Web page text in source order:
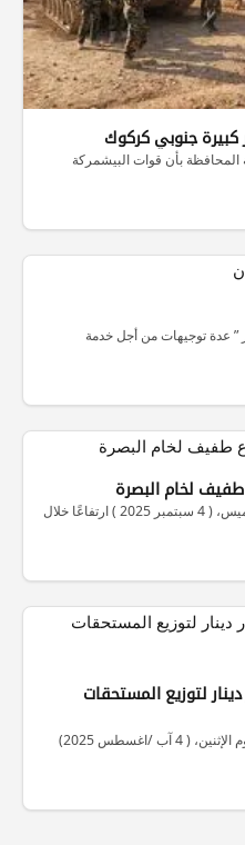
كبيرة جنوبي كركوك
بأن قوات البيشمركة
” عدة توجيهات من أجل خدمة
طفيف لخام البصرة
سجلت أسعار النفط العراقي، اليوم الخميس، ( 4 سبتمبر 2025 ) ارتفاعًا خلال
مبلغ 500 مليار دينار لتوزيع المستحقات
أعلن وزير التجارة أثير داود الغريري، اليوم الإثنين، ( 4 آب /اغسطس 2025)